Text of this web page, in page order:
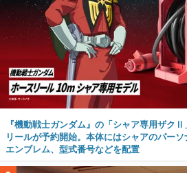
『機動戦士ガンダム』の「シャア専用ザク
リールが予約開始。本体にはシャアのパー
エンブレム、型式番号などを配置